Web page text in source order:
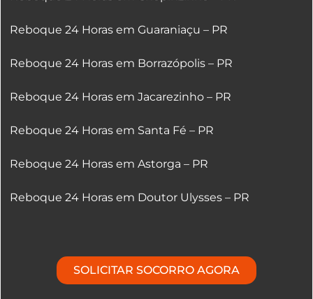
Reboque 24 Horas em Guaraniaçu – PR
Reboque 24 Horas em Borrazópolis – PR
Reboque 24 Horas em Jacarezinho – PR
Reboque 24 Horas em Santa Fé – PR
Reboque 24 Horas em Astorga – PR
Reboque 24 Horas em Doutor Ulysses – PR
SOLICITAR SOCORRO AGORA